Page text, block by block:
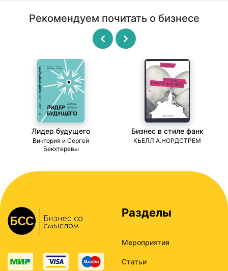
Рекомендуем почитать о бизнесе
Лидер будущего
Виктория и Сергей
Бекхтеревы
Бизнес в стиле фанк
КЬЕЛЛ А.НОРДСТРЕМ
Разделы
Мероприятия
Статьи